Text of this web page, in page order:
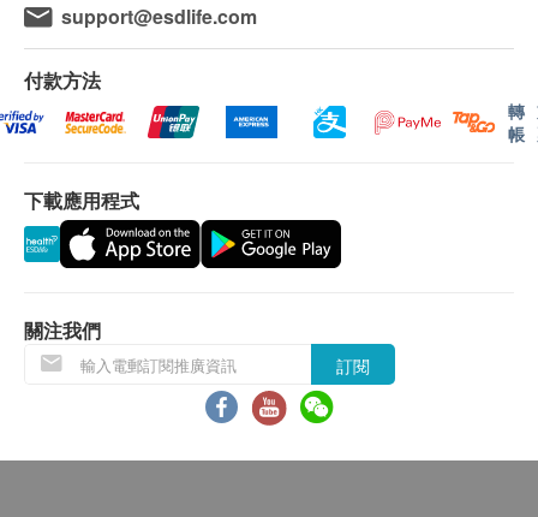
UV-LED 去除 99.9% 細菌**
UV-C LED 觸發光化學反應以破壞細菌的 DNA。它作
為第二道防線，可消滅過濾水箱內高達 99.9%** 的細
菌，進一步保證水的清潔度。
3 秒內按需提供新鮮熱水
全賴即時加熱技術，供應新鮮的滾燙熱水只需數秒，
7 種預設水溫，配合您不同需要
精確控制水溫以滿足您的不同需求。無需等待冷卻至
特定溫度。無論是咖啡、茶還是蜜糖水，您總能在幾
秒鐘內製作出最喜歡的飲品。
額外附加費：如送貨地點需上樓梯（包括住宅外樓
梯）
計算）將收取附加費：$60/層
指定產品樓梯費用:
如送貨地點需入村屋而車輛無法直達（需徒步
入村）將收取額外附加費(現場報價)
送貨安排：
商品會於訂單確認付款後 3-6 個工作天內送出，送
貨時間為星期一至六(公眾假期除外)，上午 9:30 時
至下午 6 時。在正常情況下, 訂單一經確認, 便不接
support@esdlife.com
付款方法
轉
帳
下載應用程式
關注我們
訂閱